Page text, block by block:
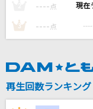
Follow Me
Official髭男dism
---- 点 ----
3 ---- 点 ----
再生回数ランキング